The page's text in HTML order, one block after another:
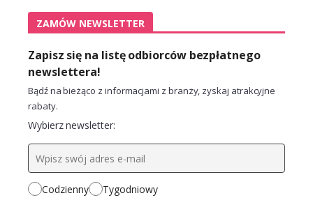
ZAMÓW NEWSLETTER
Zapisz się na listę odbiorców bezpłatnego
newslettera!
Bądź na bieżąco z informacjami z branży, zyskaj atrakcyjne
rabaty.
Wybierz newsletter:
Codzienny Tygodniowy